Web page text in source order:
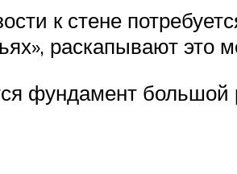
к стене
раскапывают это
фундамент большой